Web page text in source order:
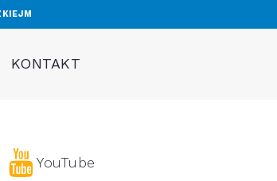
KONTAKT
YouTube